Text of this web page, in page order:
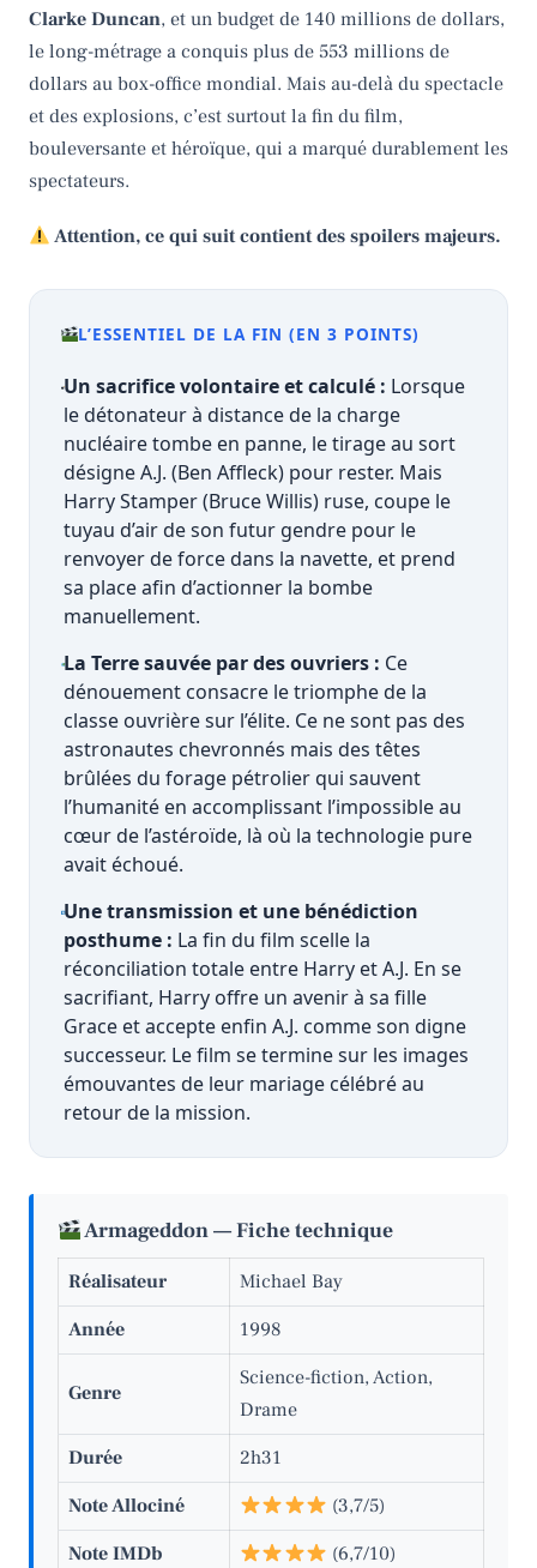
Clarke Duncan, et un budget de 140 millions de dollars,
le long-métrage a conquis plus de 553 millions de
dollars au box-office mondial. Mais au-delà du spectacle
et des explosions, c’est surtout la fin du film,
bouleversante et héroïque, qui a marqué durablement les
spectateurs.
Attention, ce qui suit contient des spoilers majeurs.
L’ESSENTIEL DE LA FIN (EN 3 POINTS)
Un sacrifice volontaire et calculé : Lorsque
le détonateur à distance de la charge
nucléaire tombe en panne, le tirage au sort
désigne A.J. (Ben Affleck) pour rester. Mais
Harry Stamper (Bruce Willis) ruse, coupe le
tuyau d’air de son futur gendre pour le
renvoyer de force dans la navette, et prend
sa place afin d’actionner la bombe
manuellement.
La Terre sauvée par des ouvriers : Ce
dénouement consacre le triomphe de la
classe ouvrière sur l’élite. Ce ne sont pas des
astronautes chevronnés mais des têtes
brûlées du forage pétrolier qui sauvent
l’humanité en accomplissant l’impossible au
cœur de l’astéroïde, là où la technologie pure
avait échoué.
Une transmission et une bénédiction
posthume : La fin du film scelle la
réconciliation totale entre Harry et A.J. En se
sacrifiant, Harry offre un avenir à sa fille
Grace et accepte enfin A.J. comme son digne
successeur. Le film se termine sur les images
émouvantes de leur mariage célébré au
retour de la mission.
Armageddon — Fiche technique
Réalisateur
Michael Bay
Année
1998
Genre
Science-fiction, Action,
Drame
Durée
2h31
Note Allociné
(3,7/5)
Note IMDb
(6,7/10)